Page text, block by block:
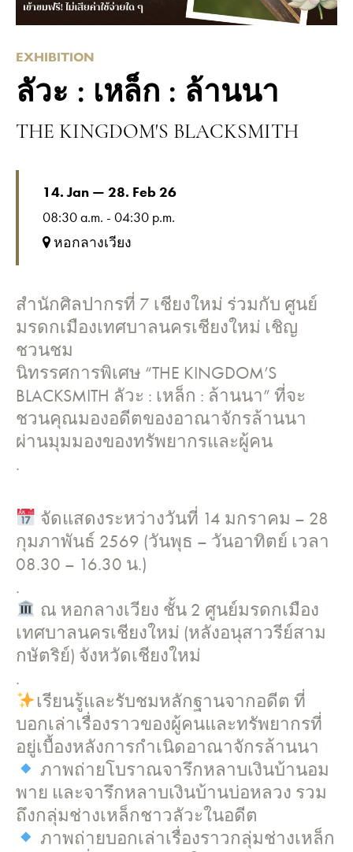
EXHIBITION
ลัวะ : เหล็ก : ล้านนา
THE KINGDOM'S BLACKSMITH
14. Jan — 28. Feb 26
08:30 a.m. - 04:30 p.m.
หอกลางเวียง
สำนักศิลปากรที่ 7 เชียงใหม่ ร่วมกับ ศูนย์
มรดกเมืองเทศบาลนครเชียงใหม่ เชิญ
ชวนชม
นิทรรศการพิเศษ “THE KINGDOM’S
BLACKSMITH ลัวะ : เหล็ก : ล้านนา” ที่จะ
ชวนคุณมองอดีตของอาณาจักรล้านนา
ผ่านมุมมองของทรัพยากรและผู้คน
.
จัดแสดงระหว่างวันที่ 14 มกราคม – 28
กุมภาพันธ์ 2569 (วันพุธ – วันอาทิตย์ เวลา
08.30 – 16.30 น.)
.
ณ หอกลางเวียง ชั้น 2 ศูนย์มรดกเมือง
เทศบาลนครเชียงใหม่ (หลังอนุสาวรีย์สาม
กษัตริย์) จังหวัดเชียงใหม่
.
เรียนรู้และรับชมหลักฐานจากอดีต ที่
บอกเล่าเรื่องราวของผู้คนและทรัพยากรที่
อยู่เบื้องหลังการกำเนิดอาณาจักรล้านนา
ภาพถ่ายโบราณจารึกหลาบเงินบ้านอม
พาย และจารึกหลาบเงินบ้านบ่อหลวง รวม
ถึงกลุ่มช่างเหล็กชาวลัวะในอดีต
ภาพถ่ายบอกเล่าเรื่องราวกลุ่มช่างเหล็ก